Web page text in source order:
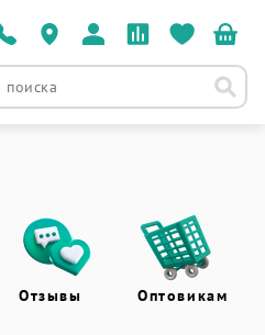
Отзывы Оптовикам